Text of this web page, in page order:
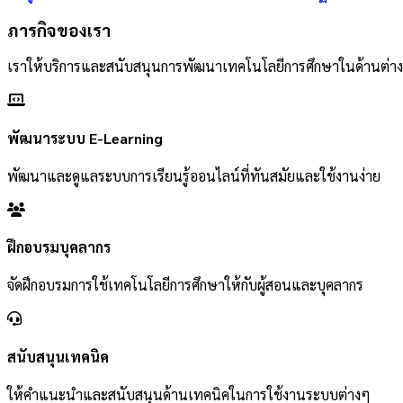
ภารกิจของเรา
เราให้บริการและสนับสนุนการพัฒนาเทคโนโลยีการศึกษาในด้านต่า
พัฒนาระบบ E-Learning
พัฒนาและดูแลระบบการเรียนรู้ออนไลน์ที่ทันสมัยและใช้งานง่าย
ฝึกอบรมบุคลากร
จัดฝึกอบรมการใช้เทคโนโลยีการศึกษาให้กับผู้สอนและบุคลากร
สนับสนุนเทคนิค
ให้คำแนะนำและสนับสนุนด้านเทคนิคในการใช้งานระบบต่างๆ